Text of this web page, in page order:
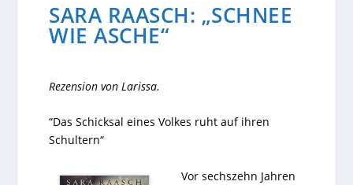
SARA RAASCH: „SCHNEE
WIE ASCHE“
Rezension von Larissa.
“Das Schicksal eines Volkes ruht auf ihren
Schultern“
Vor sechszehn Jahren